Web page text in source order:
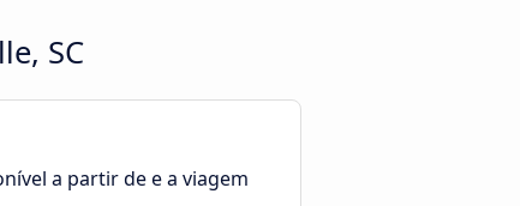
SC
a partir de e a viagem